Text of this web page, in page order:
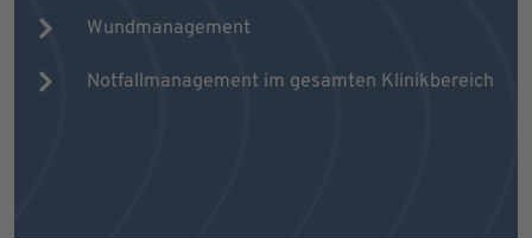
Wundmanagement
Notfallmanagement im gesamten Klinikbereich